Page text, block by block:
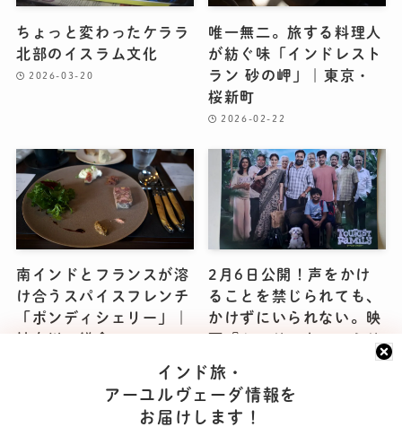
インド旅・
アーユルヴェーダ情報を
お届けします！
ちょっと変わったケララ
北部のイスラム文化
2026-03-20
唯一無二。旅する料理人
が紡ぐ味「インドレスト
ラン 砂の岬」｜東京・
桜新町
2026-02-22
南インドとフランスが溶
け合うスパイスフレンチ
「ポンディシェリー」｜
2月6日公開！声をかけ
ることを禁じられても、
かけずにいられない。映
ー』に学ぶ、平和のヒン
ト
2026-02-10